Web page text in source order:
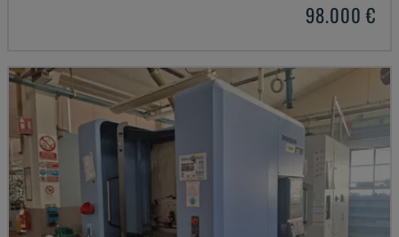
98.000 €